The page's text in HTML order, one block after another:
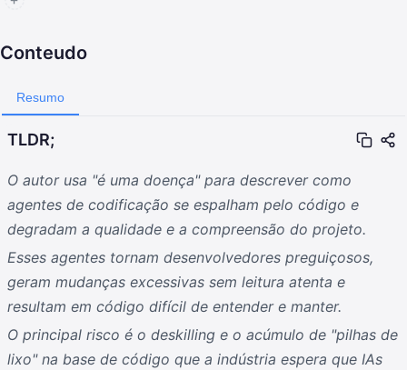
Conteudo
Resumo
TLDR;
O autor usa "é uma doença" para descrever como
agentes de codificação se espalham pelo código e
degradam a qualidade e a compreensão do projeto.
Esses agentes tornam desenvolvedores preguiçosos,
geram mudanças excessivas sem leitura atenta e
resultam em código difícil de entender e manter.
O principal risco é o deskilling e o acúmulo de "pilhas de
lixo" na base de código que a indústria espera que IAs